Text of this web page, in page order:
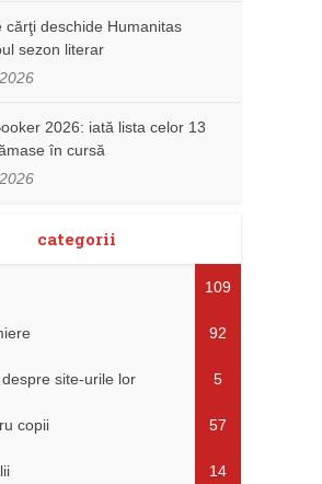
cărţi deschide Humanitas
sezon literar
2026: iată lista celor 13
în cursă
categorii
109
92
site-urile lor 5
copii 57
14